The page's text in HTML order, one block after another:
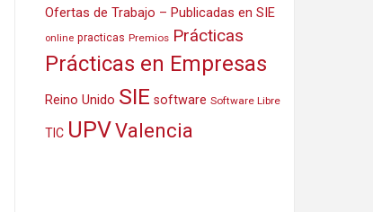
Ofertas de Trabajo – Publicadas en SIE
online practicas Premios Prácticas
Prácticas en Empresas
Reino Unido SIE software Software Libre
TIC UPVValencia